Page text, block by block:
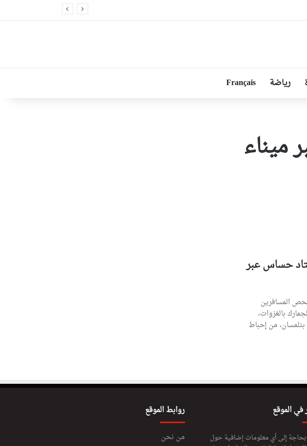
رياضة Français
ميناء
حساس عبر
المسافرين
بالغزوات،
بتلمسان، من إحباط
في الموقع
بحاجة إلى أي معلومات إضافية حول
روابط الموقع
من نحن